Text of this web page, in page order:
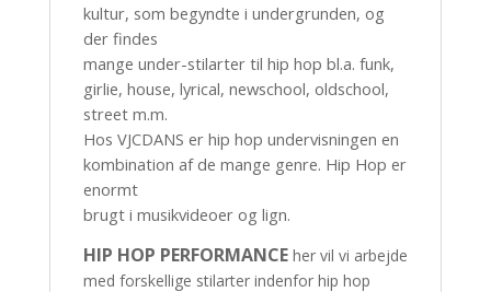
kultur, som begyndte i undergrunden, og
der findes
mange under-stilarter til hip hop bl.a. funk,
girlie, house, lyrical, newschool, oldschool,
street m.m.
Hos VJCDANS er hip hop undervisningen en
kombination af de mange genre. Hip Hop er
enormt
brugt i musikvideoer og lign.
HIP HOP PERFORMANCE her vil vi arbejde
med forskellige stilarter indenfor hip hop